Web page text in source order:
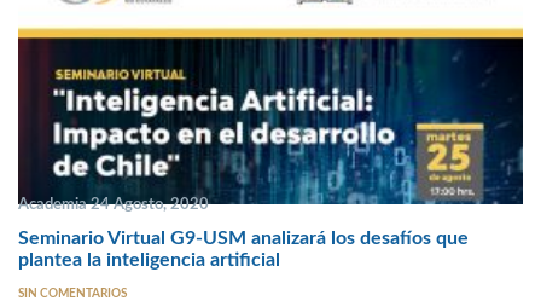
Academia 24 Agosto, 2020
Seminario Virtual G9-USM analizará los desafíos que
plantea la inteligencia artificial
SIN COMENTARIOS